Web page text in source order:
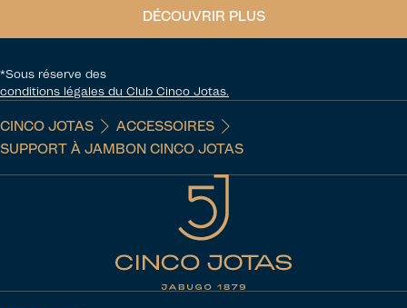
DÉCOUVRIR PLUS
*Sous réserve des
conditions légales du Club Cinco Jotas.
CINCO JOTAS
ACCESSOIRES
SUPPORT À JAMBON CINCO JOTAS